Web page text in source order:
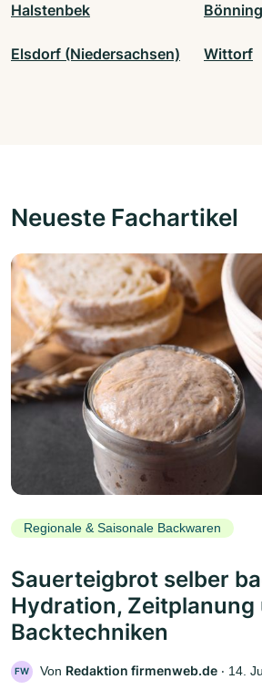
Halstenbek
Elsdorf (Niedersachsen) Wittorf
Neueste Fachartikel
Regionale & Saisonale Backwaren
Sauerteigbrot selber
Hydration, Zeitplanung
Backtechniken
FW Von Redaktion firmenweb.de ‧ 14.